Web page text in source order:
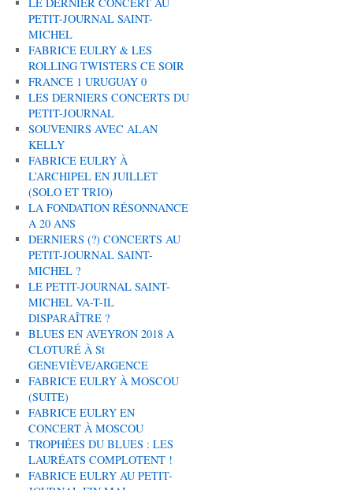
LE DERNIER CONCERT AU
PETIT-JOURNAL SAINT-
MICHEL
FABRICE EULRY & LES
ROLLING TWISTERS CE SOIR
FRANCE 1 URUGUAY 0
LES DERNIERS CONCERTS DU
PETIT-JOURNAL
SOUVENIRS AVEC ALAN
KELLY
FABRICE EULRY À
L’ARCHIPEL EN JUILLET
(SOLO ET TRIO)
LA FONDATION RÉSONNANCE
A 20 ANS
DERNIERS (?) CONCERTS AU
PETIT-JOURNAL SAINT-
MICHEL ?
LE PETIT-JOURNAL SAINT-
MICHEL VA-T-IL
DISPARAÎTRE ?
BLUES EN AVEYRON 2018 A
CLOTURÉ À St
GENEVIÈVE/ARGENCE
FABRICE EULRY À MOSCOU
(SUITE)
FABRICE EULRY EN
CONCERT À MOSCOU
TROPHÉES DU BLUES : LES
LAURÉATS COMPLOTENT !
FABRICE EULRY AU PETIT-